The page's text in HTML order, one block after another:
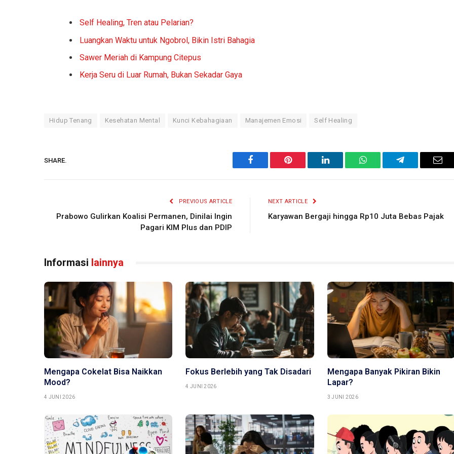
Self Healing, Tren atau Pelarian?
Luangkan Waktu untuk Ngobrol, Bikin Istri Bahagia
Sawer Meriah di Kampung Citepus
Kerja Seru di Luar Rumah, Bukan Sekadar Gaya
Hidup Tenang Kesehatan Mental Kunci Kebahagiaan Manajemen Emosi Self Healing
SHARE.
Facebook Pinterest LinkedIn WhatsAppTelegram
PREVIOUS ARTICLE
Prabowo Gulirkan Koalisi Permanen, Dinilai Ingin
Pagari KIM Plus dan PDIP
NEXT ARTICLE
Karyawan Bergaji hingga Rp10 Juta Bebas Pajak
Informasi lainnya
Mengapa Cokelat Bisa Naikkan
Mood?
4 JUNI 2026
Fokus Berlebih yang Tak Disadari
4 JUNI 2026
Mengapa Banyak Pikiran Bikin
Lapar?
3 JUNI 2026